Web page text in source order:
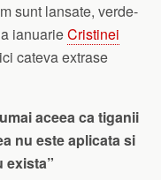
sunt lansate, verde-
ianuarieCristinei
cateva extrase
aceea ca tiganii
nu este aplicata si
exista”